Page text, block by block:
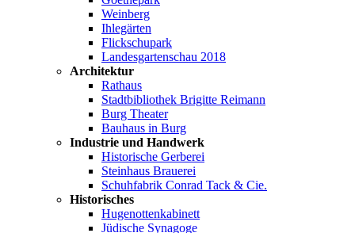
Weinberg
Ihlegärten
Flickschupark
Landesgartenschau 2018
Architektur
Rathaus
Stadtbibliothek Brigitte Reimann
Burg Theater
Bauhaus in Burg
Industrie und Handwerk
Historische Gerberei
Steinhaus Brauerei
Schuhfabrik Conrad Tack & Cie.
Historisches
Hugenottenkabinett
Jüdische Synagoge